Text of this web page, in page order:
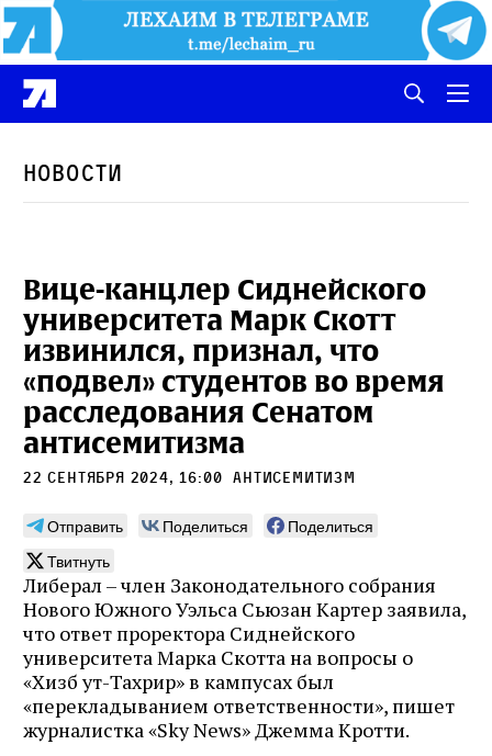
Новости
Вице-канцлер Сиднейского
университета Марк Скотт
извинился, признал, что
«подвел» студентов во время
расследования Сенатом
антисемитизма
22 сентября 2024, 16:00 антисемитизм
Отправить Поделиться
Поделиться
Твитнуть
Либерал – член Законодательного собрания
Нового Южного Уэльса Сьюзан Картер заявила,
что ответ проректора Сиднейского
университета Марка Скотта на вопросы о
«Хизб ут-Тахрир» в кампусах был
«перекладыванием ответственности», пишет
журналистка «Sky News» Джемма Кротти.